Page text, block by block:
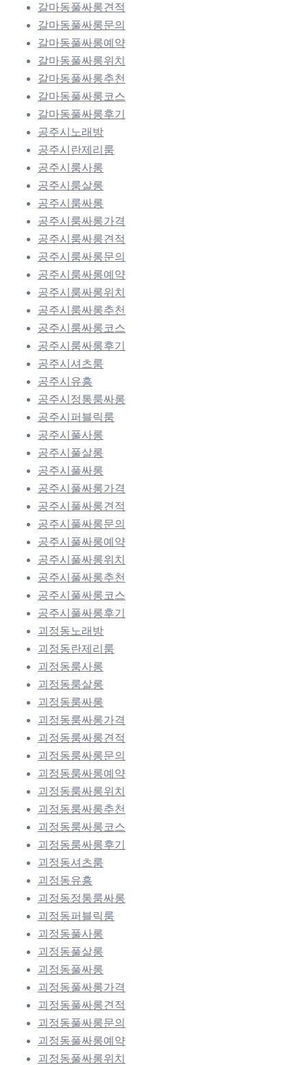
갈마동풀싸롱견적
갈마동풀싸롱문의
갈마동풀싸롱예약
갈마동풀싸롱위치
갈마동풀싸롱추천
갈마동풀싸롱코스
갈마동풀싸롱후기
공주시노래방
공주시란제리룸
공주시룸사롱
공주시룸살롱
공주시룸싸롱
공주시룸싸롱가격
공주시룸싸롱견적
공주시룸싸롱문의
공주시룸싸롱예약
공주시룸싸롱위치
공주시룸싸롱추천
공주시룸싸롱코스
공주시룸싸롱후기
공주시셔츠룸
공주시유흥
공주시정통룸싸롱
공주시퍼블릭룸
공주시풀사롱
공주시풀살롱
공주시풀싸롱
공주시풀싸롱가격
공주시풀싸롱견적
공주시풀싸롱문의
공주시풀싸롱예약
공주시풀싸롱위치
공주시풀싸롱추천
공주시풀싸롱코스
공주시풀싸롱후기
괴정동노래방
괴정동란제리룸
괴정동룸사롱
괴정동룸살롱
괴정동룸싸롱
괴정동룸싸롱가격
괴정동룸싸롱견적
괴정동룸싸롱문의
괴정동룸싸롱예약
괴정동룸싸롱위치
괴정동룸싸롱추천
괴정동룸싸롱코스
괴정동룸싸롱후기
괴정동셔츠룸
괴정동유흥
괴정동정통룸싸롱
괴정동퍼블릭룸
괴정동풀사롱
괴정동풀살롱
괴정동풀싸롱
괴정동풀싸롱가격
괴정동풀싸롱견적
괴정동풀싸롱문의
괴정동풀싸롱예약
괴정동풀싸롱위치